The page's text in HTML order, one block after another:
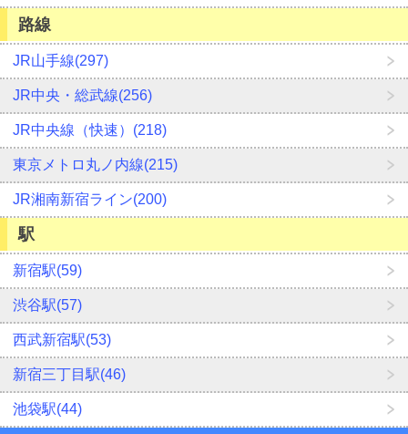
路線
JR山手線(297)
JR中央・総武線(256)
JR中央線（快速）(218)
東京メトロ丸ノ内線(215)
JR湘南新宿ライン(200)
駅
新宿駅(59)
渋谷駅(57)
西武新宿駅(53)
新宿三丁目駅(46)
池袋駅(44)